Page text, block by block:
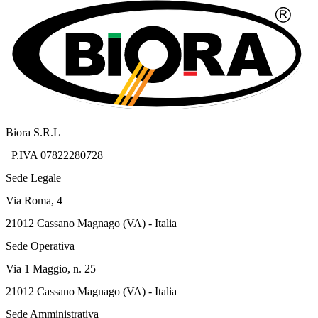
Biora S.R.L
P.IVA 07822280728
Sede Legale
Via Roma, 4
21012 Cassano Magnago (VA) - Italia
Sede Operativa
Via 1 Maggio, n. 25
21012 Cassano Magnago (VA) - Italia
Sede Amministrativa